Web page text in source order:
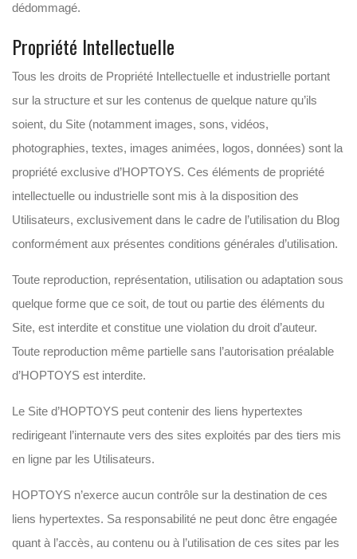
dédommagé.
Propriété Intellectuelle
Tous les droits de Propriété Intellectuelle et industrielle portant
sur la structure et sur les contenus de quelque nature qu’ils
soient, du Site (notamment images, sons, vidéos,
photographies, textes, images animées, logos, données) sont la
propriété exclusive d’HOPTOYS. Ces éléments de propriété
intellectuelle ou industrielle sont mis à la disposition des
Utilisateurs, exclusivement dans le cadre de l’utilisation du Blog
conformément aux présentes conditions générales d’utilisation.
Toute reproduction, représentation, utilisation ou adaptation sous
quelque forme que ce soit, de tout ou partie des éléments du
Site, est interdite et constitue une violation du droit d’auteur.
Toute reproduction même partielle sans l’autorisation préalable
d’HOPTOYS est interdite.
Le Site d’HOPTOYS peut contenir des liens hypertextes
redirigeant l’internaute vers des sites exploités par des tiers mis
en ligne par les Utilisateurs.
HOPTOYS n’exerce aucun contrôle sur la destination de ces
liens hypertextes. Sa responsabilité ne peut donc être engagée
quant à l’accès, au contenu ou à l’utilisation de ces sites par les